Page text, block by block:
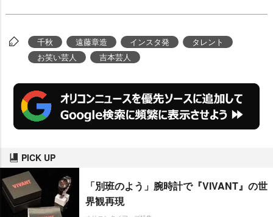
千秋 遠藤章造 インスタ発
タレント
お笑い芸人
吉本芸人
PICK UP
「別班のよう」腕時計で『VIVANT』の世
界観再現